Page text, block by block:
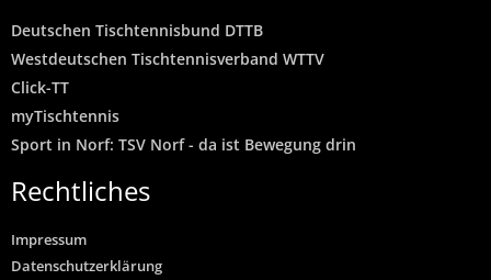
Deutschen Tischtennisbund DTTB
Westdeutschen Tischtennisverband WTTV
Click-TT
myTischtennis
Sport in Norf: TSV Norf - da ist Bewegung drin
Rechtliches
Impressum
Datenschutzerklärung